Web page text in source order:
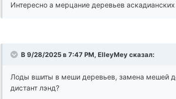
Интересно а мерцание деревьев
В 9/28/2025 в 7:47 PM, ElleyMeyсказал:
Лоды вшиты в меши деревьев, замена мешей
дистант лэнд?